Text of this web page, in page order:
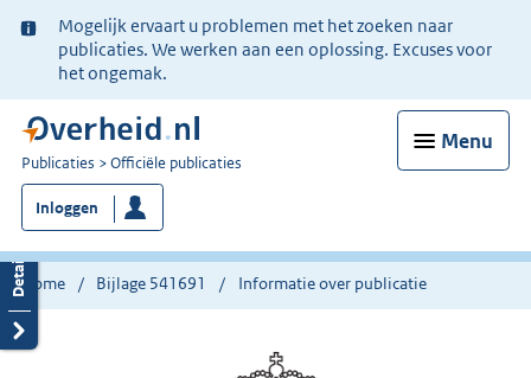
Ter
informatie:
Mogelijk ervaart u problemen met het zoeken naar
publicaties. We werken aan een oplossing. Excuses voor
het ongemak.
Menu
U
bent
nu
hier:
Publicaties Officiële publicaties
Inloggen
Home Bijlage 541691 Informatie over publicatie